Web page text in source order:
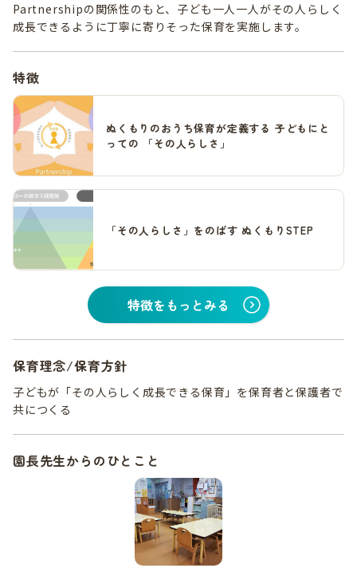
Partnershipの関係性のもと、子ども一人一人がその人らしく
成長できるように丁寧に寄りそった保育を実施します。
特徴
ぬくもりのおうち保育が定義する 子どもにと
っての 「その人らしさ」
「その人らしさ」をのばす ぬくもりSTEP
特徴をもっとみる
保育理念/保育方針
子どもが「その人らしく成長できる保育」を保育者と保護者で
共につくる
園長先生からのひとこと